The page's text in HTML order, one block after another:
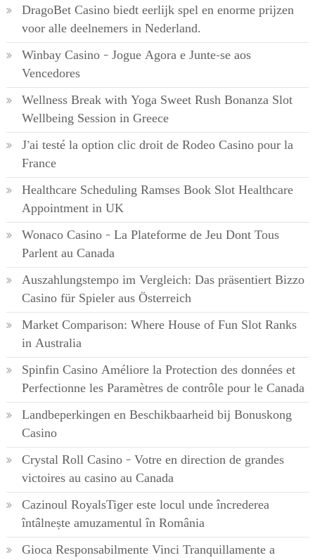
DragoBet Casino biedt eerlijk spel en enorme prijzen
voor alle deelnemers in Nederland.
Winbay Casino – Jogue Agora e Junte-se aos
Vencedores
Wellness Break with Yoga Sweet Rush Bonanza Slot
Wellbeing Session in Greece
J’ai testé la option clic droit de Rodeo Casino pour la
France
Healthcare Scheduling Ramses Book Slot Healthcare
Appointment in UK
Wonaco Casino – La Plateforme de Jeu Dont Tous
Parlent au Canada
Auszahlungstempo im Vergleich: Das präsentiert Bizzo
Casino für Spieler aus Österreich
Market Comparison: Where House of Fun Slot Ranks
in Australia
Spinfin Casino Améliore la Protection des données et
Perfectionne les Paramètres de contrôle pour le Canada
Landbeperkingen en Beschikbaarheid bij Bonuskong
Casino
Crystal Roll Casino – Votre en direction de grandes
victoires au casino au Canada
Cazinoul RoyalsTiger este locul unde încrederea
întâlnește amuzamentul în România
Gioca Responsabilmente Vinci Tranquillamente a